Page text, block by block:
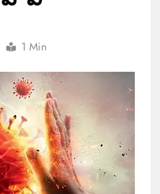
1 Min